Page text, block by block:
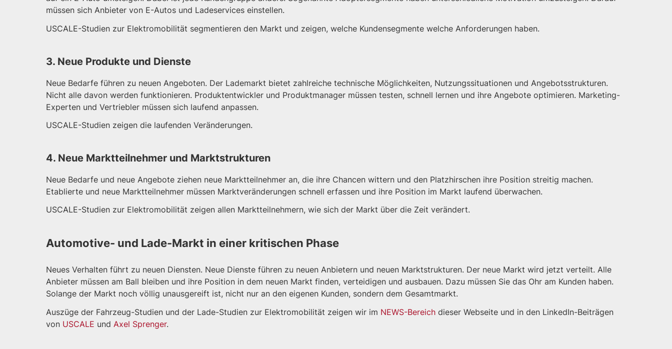
müssen sich Anbieter von E-Autos und Ladeservices einstellen.
USCALE-Studien zur Elektromobilität segmentieren den Markt und zeigen, welche Kundensegmente welche Anforderungen haben.
3. Neue Produkte und Dienste
Neue Bedarfe führen zu neuen Angeboten. Der Lademarkt bietet zahlreiche technische Möglichkeiten, Nutzungssituationen und Angebotsstrukturen.
Nicht alle davon werden funktionieren. Produktentwickler und Produktmanager müssen testen, schnell lernen und ihre Angebote optimieren. Marketing-
Experten und Vertriebler müssen sich laufend anpassen.
USCALE-Studien zeigen die laufenden Veränderungen.
4. Neue Marktteilnehmer und Marktstrukturen
Neue Bedarfe und neue Angebote ziehen neue Marktteilnehmer an, die ihre Chancen wittern und den Platzhirschen ihre Position streitig machen.
Etablierte und neue Marktteilnehmer müssen Marktveränderungen schnell erfassen und ihre Position im Markt laufend überwachen.
USCALE-Studien zur Elektromobilität zeigen allen Marktteilnehmern, wie sich der Markt über die Zeit verändert.
Automotive- und Lade-Markt in einer kritischen Phase
Neues Verhalten führt zu neuen Diensten. Neue Dienste führen zu neuen Anbietern und neuen Marktstrukturen. Der neue Markt wird jetzt verteilt. Alle
Anbieter müssen am Ball bleiben und ihre Position in dem neuen Markt finden, verteidigen und ausbauen. Dazu müssen Sie das Ohr am Kunden haben.
Solange der Markt noch völlig unausgereift ist, nicht nur an den eigenen Kunden, sondern dem Gesamtmarkt.
Auszüge der Fahrzeug-Studien und der Lade-Studien zur Elektromobilität zeigen wir im NEWS-Bereich dieser Webseite und in den LinkedIn-Beiträgen
von USCALE und Axel Sprenger.